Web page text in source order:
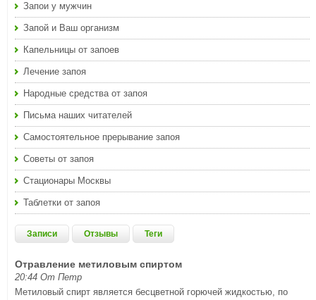
Запои у мужчин
Запой и Ваш организм
Капельницы от запоев
Лечение запоя
Народные средства от запоя
Письма наших читателей
Самостоятельное прерывание запоя
Советы от запоя
Стационары Москвы
Таблетки от запоя
Записи Отзывы Теги
Отравление метиловым спиртом
20:44 От Петр
Метиловый спирт является бесцветной горючей жидкостью, по